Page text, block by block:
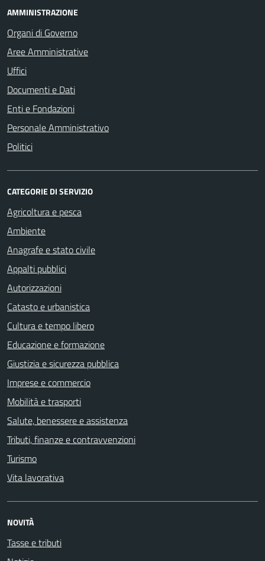
AMMINISTRAZIONE
Organi di Governo
Aree Amministrative
Uffici
Documenti e Dati
Enti e Fondazioni
Personale Amministrativo
Politici
CATEGORIE DI SERVIZIO
Agricoltura e pesca
Ambiente
Anagrafe e stato civile
Appalti pubblici
Autorizzazioni
Catasto e urbanistica
Cultura e tempo libero
Educazione e formazione
Giustizia e sicurezza pubblica
Imprese e commercio
Mobilità e trasporti
Salute, benessere e assistenza
Tributi, finanze e contravvenzioni
Turismo
Vita lavorativa
NOVITÀ
Tasse e tributi